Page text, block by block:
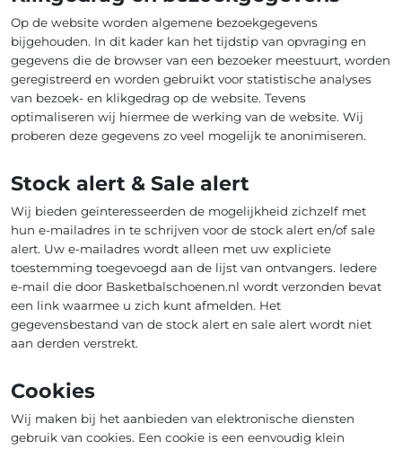
Op de website worden algemene bezoekgegevens
bijgehouden. In dit kader kan het tijdstip van opvraging en
gegevens die de browser van een bezoeker meestuurt, worden
geregistreerd en worden gebruikt voor statistische analyses
van bezoek- en klikgedrag op de website. Tevens
optimaliseren wij hiermee de werking van de website. Wij
proberen deze gegevens zo veel mogelijk te anonimiseren.
Stock alert & Sale alert
Wij bieden geïnteresseerden de mogelijkheid zichzelf met
hun e-mailadres in te schrijven voor de stock alert en/of sale
alert. Uw e-mailadres wordt alleen met uw expliciete
toestemming toegevoegd aan de lijst van ontvangers. Iedere
e-mail die door Basketbalschoenen.nl wordt verzonden bevat
een link waarmee u zich kunt afmelden. Het
gegevensbestand van de stock alert en sale alert wordt niet
aan derden verstrekt.
Cookies
Wij maken bij het aanbieden van elektronische diensten
gebruik van cookies. Een cookie is een eenvoudig klein